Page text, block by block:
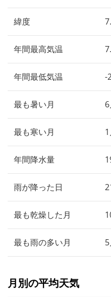
緯度
年間最高気温
年間最低気温 -
最も暑い月
最も寒い月
年間降水量
雨が降った日
最も乾燥した月
最も雨の多い月
月別の平均天気